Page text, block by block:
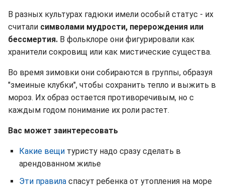
В разных культурах гадюки имели особый статус - их
считали символами мудрости, перерождения или
бессмертия. В фольклоре они фигурировали как
хранители сокровищ или как мистические существа.
Во время зимовки они собираются в группы, образуя
"змеиные клубки", чтобы сохранить тепло и выжить в
мороз. Их образ остается противоречивым, но с
каждым годом понимание их роли растет.
Вас может заинтересовать
Какие вещи туристу надо сразу сделать в
арендованном жилье
Эти правила спасут ребенка от утопления на море